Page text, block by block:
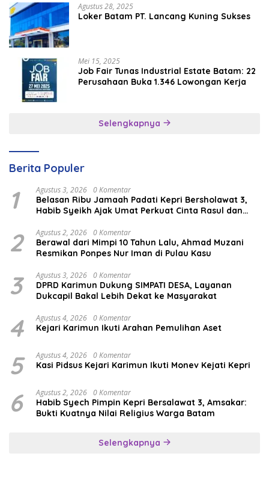
Agustus 28, 2025
Loker Batam PT. Lancang Kuning Sukses
Mei 15, 2025
Job Fair Tunas Industrial Estate Batam: 22
Perusahaan Buka 1.346 Lowongan Kerja
Selengkapnya
Berita Populer
1 Agustus 3, 2026 0 Komentar
Belasan Ribu Jamaah Padati Kepri Bersholawat 3,
Habib Syeikh Ajak Umat Perkuat Cinta Rasul dan
2 Agustus 2, 2026 0 Komentar
Berawal dari Mimpi 10 Tahun Lalu, Ahmad Muzani
Resmikan Ponpes Nur Iman di Pulau Kasu
3 Agustus 3, 2026 0 Komentar
DPRD Karimun Dukung SIMPATI DESA, Layanan
Dukcapil Bakal Lebih Dekat ke Masyarakat
4 Agustus 4, 2026 0 Komentar
Kejari Karimun Ikuti Arahan Pemulihan Aset
5 Agustus 4, 2026 0 Komentar
Kasi Pidsus Kejari Karimun Ikuti Monev Kejati Kepri
6 Agustus 2, 2026 0 Komentar
Habib Syech Pimpin Kepri Bersalawat 3, Amsakar:
Bukti Kuatnya Nilai Religius Warga Batam
Selengkapnya